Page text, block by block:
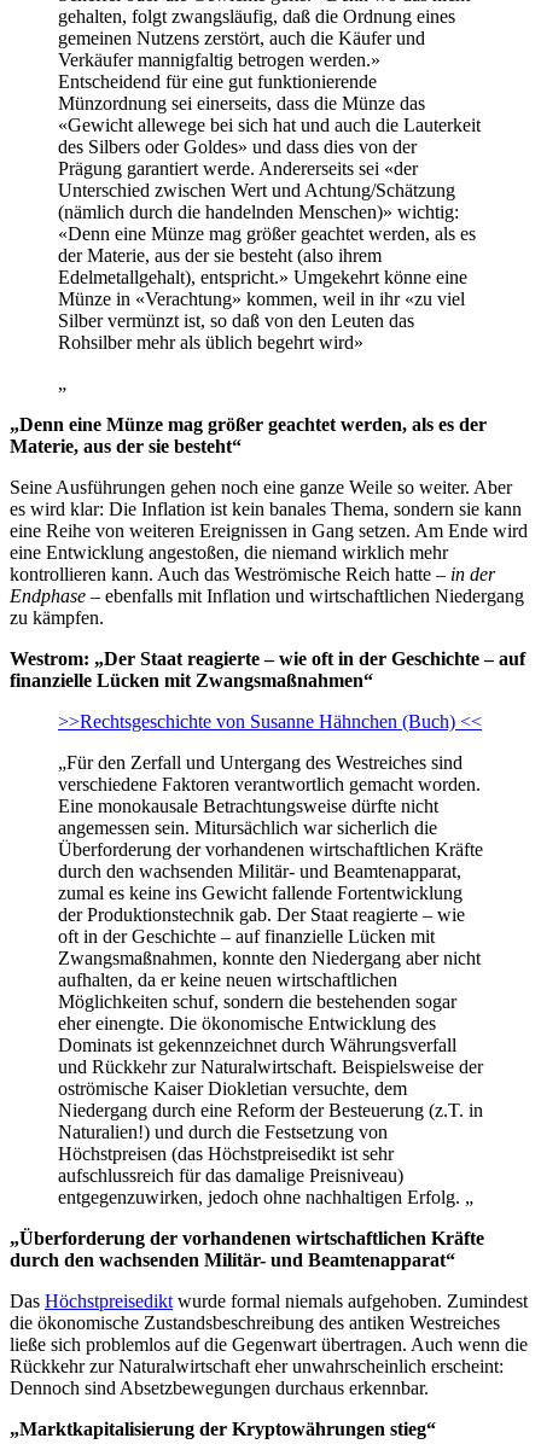
gehalten, folgt zwangsläufig, daß die Ordnung eines
gemeinen Nutzens zerstört, auch die Käufer und
Verkäufer mannigfaltig betrogen werden.»
Entscheidend für eine gut funktionierende
Münzordnung sei einerseits, dass die Münze das
«Gewicht allewege bei sich hat und auch die Lauterkeit
des Silbers oder Goldes» und dass dies von der
Prägung garantiert werde. Andererseits sei «der
Unterschied zwischen Wert und Achtung/Schätzung
(nämlich durch die handelnden Menschen)» wichtig:
«Denn eine Münze mag größer geachtet werden, als es
der Materie, aus der sie besteht (also ihrem
Edelmetallgehalt), entspricht.» Umgekehrt könne eine
Münze in «Verachtung» kommen, weil in ihr «zu viel
Silber vermünzt ist, so daß von den Leuten das
Rohsilber mehr als üblich begehrt wird»
„
„Denn eine Münze mag größer geachtet werden, als es der
Materie, aus der sie besteht“
Seine Ausführungen gehen noch eine ganze Weile so weiter. Aber
es wird klar: Die Inflation ist kein banales Thema, sondern sie kann
eine Reihe von weiteren Ereignissen in Gang setzen. Am Ende wird
eine Entwicklung angestoßen, die niemand wirklich mehr
kontrollieren kann. Auch das Weströmische Reich hatte – in der
Endphase – ebenfalls mit Inflation und wirtschaftlichen Niedergang
zu kämpfen.
Westrom: „Der Staat reagierte – wie oft in der Geschichte – auf
finanzielle Lücken mit Zwangsmaßnahmen“
>>Rechtsgeschichte von Susanne Hähnchen (Buch) <<
„Für den Zerfall und Untergang des Westreiches sind
verschiedene Faktoren verantwortlich gemacht worden.
Eine monokausale Betrachtungsweise dürfte nicht
angemessen sein. Mitursächlich war sicherlich die
Überforderung der vorhandenen wirtschaftlichen Kräfte
durch den wachsenden Militär- und Beamtenapparat,
zumal es keine ins Gewicht fallende Fortentwicklung
der Produktionstechnik gab. Der Staat reagierte – wie
oft in der Geschichte – auf finanzielle Lücken mit
Zwangsmaßnahmen, konnte den Niedergang aber nicht
aufhalten, da er keine neuen wirtschaftlichen
Möglichkeiten schuf, sondern die bestehenden sogar
eher einengte. Die ökonomische Entwicklung des
Dominats ist gekennzeichnet durch Währungsverfall
und Rückkehr zur Naturalwirtschaft. Beispielsweise der
oströmische Kaiser Diokletian versuchte, dem
Niedergang durch eine Reform der Besteuerung (z.T. in
Naturalien!) und durch die Festsetzung von
Höchstpreisen (das Höchstpreisedikt ist sehr
aufschlussreich für das damalige Preisniveau)
entgegenzuwirken, jedoch ohne nachhaltigen Erfolg. „
„Überforderung der vorhandenen wirtschaftlichen Kräfte
durch den wachsenden Militär- und Beamtenapparat“
Das Höchstpreisedikt wurde formal niemals aufgehoben. Zumindest
die ökonomische Zustandsbeschreibung des antiken Westreiches
ließe sich problemlos auf die Gegenwart übertragen. Auch wenn die
Rückkehr zur Naturalwirtschaft eher unwahrscheinlich erscheint:
Dennoch sind Absetzbewegungen durchaus erkennbar.
„Marktkapitalisierung der Kryptowährungen stieg“